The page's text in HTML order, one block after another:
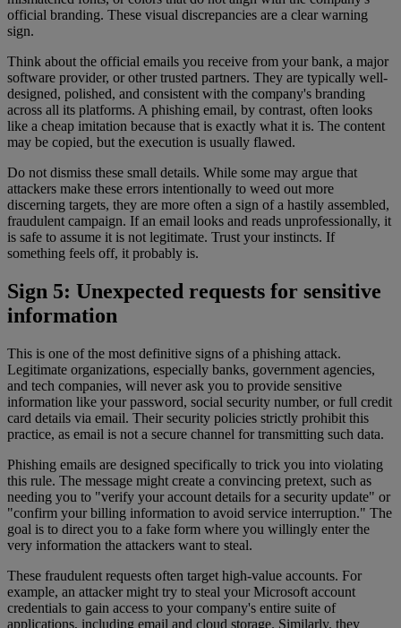
official branding. These visual discrepancies are a clear warning
sign.
Think about the official emails you receive from your bank, a major
software provider, or other trusted partners. They are typically well-
designed, polished, and consistent with the company's branding
across all its platforms. A phishing email, by contrast, often looks
like a cheap imitation because that is exactly what it is. The content
may be copied, but the execution is usually flawed.
Do not dismiss these small details. While some may argue that
attackers make these errors intentionally to weed out more
discerning targets, they are more often a sign of a hastily assembled,
fraudulent campaign. If an email looks and reads unprofessionally, it
is safe to assume it is not legitimate. Trust your instincts. If
something feels off, it probably is.
Sign 5: Unexpected requests for sensitive
information
This is one of the most definitive signs of a phishing attack.
Legitimate organizations, especially banks, government agencies,
and tech companies, will never ask you to provide sensitive
information like your password, social security number, or full credit
card details via email. Their security policies strictly prohibit this
practice, as email is not a secure channel for transmitting such data.
Phishing emails are designed specifically to trick you into violating
this rule. The message might create a convincing pretext, such as
needing you to "verify your account details for a security update" or
"confirm your billing information to avoid service interruption." The
goal is to direct you to a fake form where you willingly enter the
very information the attackers want to steal.
These fraudulent requests often target high-value accounts. For
example, an attacker might try to steal your Microsoft account
credentials to gain access to your company's entire suite of
applications, including email and cloud storage. Similarly, they